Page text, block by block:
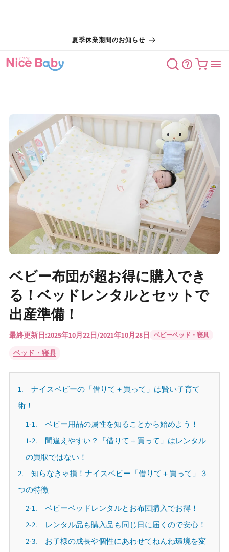
夏季休業期間のお知らせ
カート
ベビー布団が超お得に購入でき
る！ベッドレンタルとセットで
出産準備！
最終更新日:2025年10月22日/2021年10月28日 ベビーベッド・寝具
ベッド・寝具
1. ナイスベビーの「借りて＋買って」は賢い子育て
術！
1-1. ベビー用品の属性を知ることから始めよう！
1-2. 間違えやすい？「借りて＋買って」はレンタル
の買取ではない！
2. 知らなきゃ損！ナイスベビー「借りて＋買って」３
つの特徴
2-1. ベビーベッドレンタルとお布団購入でお得！
2-2. レンタル品も購入品も同じ日に届くので安心！
2-3. お子様の成長や個性にあわせてねんね環境を変